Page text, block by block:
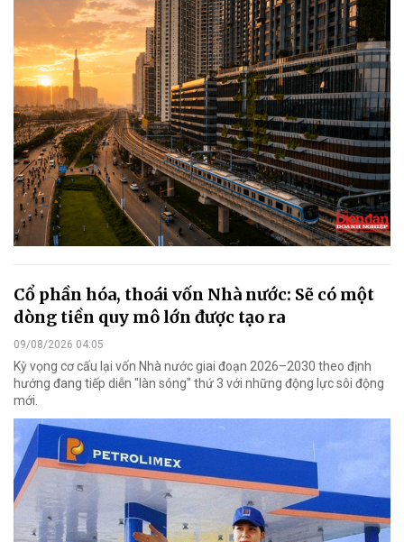
Cổ phần hóa, thoái vốn Nhà nước: Sẽ có một
dòng tiền quy mô lớn được tạo ra
09/08/2026 04:05
Kỳ vọng cơ cấu lại vốn Nhà nước giai đoạn 2026–2030 theo định
hướng đang tiếp diễn "làn sóng" thứ 3 với những động lực sôi động
mới.